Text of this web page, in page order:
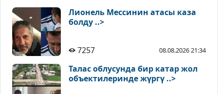
Лионель Мессинин атасы каза
болду ..>
7257 08.08.2026 21:34
Талас облусунда бир катар жол
объектилеринде жүргү ..>